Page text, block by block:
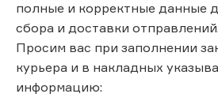
полные и корректные данные
сбора и доставки отправлений.
Просим вас при заполнении
курьера и в накладных
информацию: